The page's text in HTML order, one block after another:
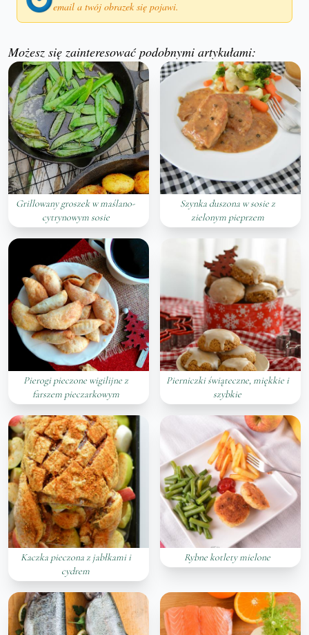
email a twój obrazek się pojawi.
Możesz się zainteresować podobnymi artykułami:
Grillowany groszek w maślano-
cytrynowym sosie
Szynka duszona w sosie z
zielonym pieprzem
Pierogi pieczone wigilijne z
farszem pieczarkowym
Pierniczki świąteczne, miękkie i
szybkie
Kaczka pieczona z jabłkami i
cydrem
Rybne kotlety mielone